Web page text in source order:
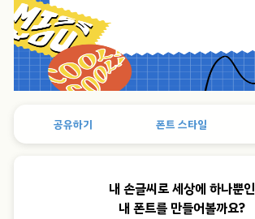
공유하기 폰트 스타일
내 손글씨로 세상에 하나뿐인
내 폰트를 만들어볼까요?